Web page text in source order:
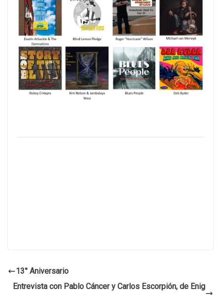
13° Aniversario
Entrevista con Pablo Cáncer y Carlos Escorpión, de Enig